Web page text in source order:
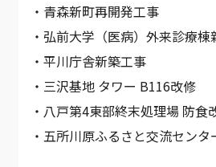
・青森新町再開発工事
・弘前大学（医病）外来診療棟
・平川庁舎新築工事
・三沢基地 タワー B116改修
・八戸第4東部終末処理場 防食
・五所川原ふるさと交流センタ